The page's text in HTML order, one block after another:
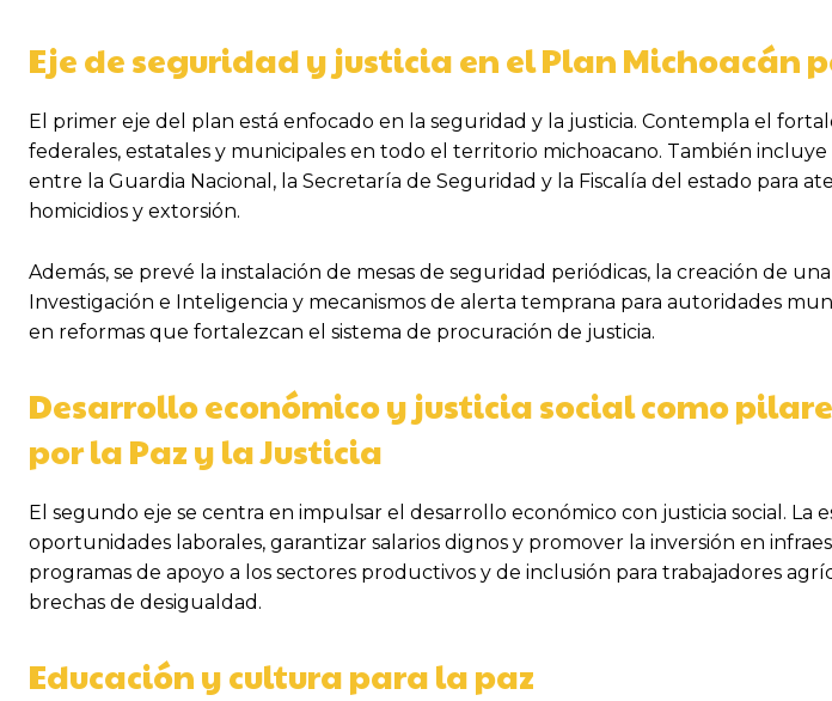
Eje de seguridad y justicia en el Plan Michoacán
El primer eje del plan está enfocado en la seguridad y la justicia. Contempla el
federales, estatales y municipales en todo el territorio michoacano. También
entre la Guardia Nacional, la Secretaría de Seguridad y la Fiscalía del estado para
homicidios y extorsión.
Además, se prevé la instalación de mesas de seguridad periódicas, la creación de
Investigación e Inteligencia y mecanismos de alerta temprana para autoridades
en reformas que fortalezcan el sistema de procuración de justicia.
Desarrollo económico y justicia social como
por la Paz y la Justicia
El segundo eje se centra en impulsar el desarrollo económico con justicia social. La
oportunidades laborales, garantizar salarios dignos y promover la inversión en
programas de apoyo a los sectores productivos y de inclusión para trabajadores
brechas de desigualdad.
Educación y cultura para la paz